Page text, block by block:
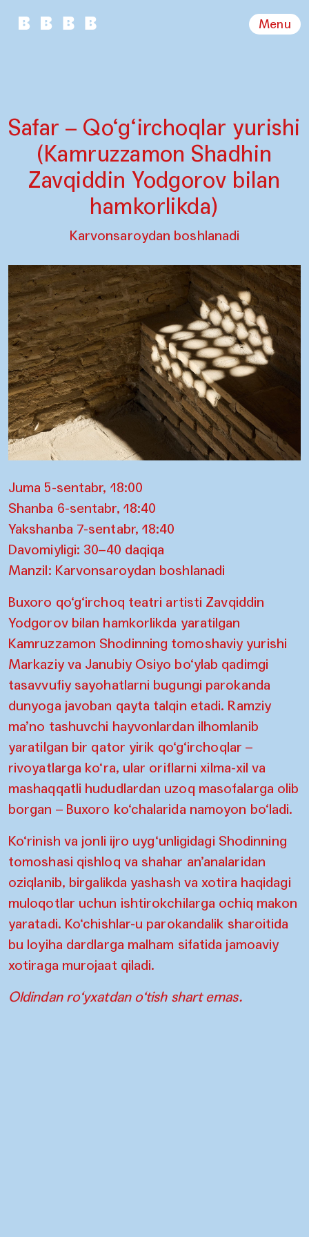
Menu
Safar – Qo‘g‘irchoqlar yurishi
(Kamruzzamon Shadhin
Zavqiddin Yodgorov bilan
hamkorlikda)
Karvonsaroydan boshlanadi
Juma 5-sentabr, 18:00
Shanba 6-sentabr, 18:40
Yakshanba 7-sentabr, 18:40
Davomiyligi: 30–40 daqiqa
Manzil: Karvonsaroydan boshlanadi
Buxoro qo‘g‘irchoq teatri artisti Zavqiddin
Yodgorov bilan hamkorlikda yaratilgan
Kamruzzamon Shodinning tomoshaviy yurishi
Markaziy va Janubiy Osiyo bo‘ylab qadimgi
tasavvufiy sayohatlarni bugungi parokanda
dunyoga javoban qayta talqin etadi. Ramziy
ma’no tashuvchi hayvonlardan ilhomlanib
yaratilgan bir qator yirik qo‘g‘irchoqlar –
rivoyatlarga ko‘ra, ular oriflarni xilma-xil va
mashaqqatli hududlardan uzoq masofalarga olib
borgan – Buxoro ko‘chalarida namoyon bo‘ladi.
Ko‘rinish va jonli ijro uyg‘unligidagi Shodinning
tomoshasi qishloq va shahar an’analaridan
oziqlanib, birgalikda yashash va xotira haqidagi
muloqotlar uchun ishtirokchilarga ochiq makon
yaratadi. Ko‘chishlar-u parokandalik sharoitida
bu loyiha dardlarga malham sifatida jamoaviy
xotiraga murojaat qiladi.
Oldindan ro‘yxatdan o‘tish shart emas.